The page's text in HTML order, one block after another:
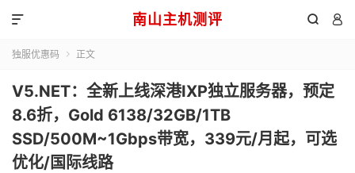
南山主机测评  

独服优惠码  正文
V5.NET：全新上线深港IXP独立服务器，预定
8.6折，Gold 6138/32GB/1TB
SSD/500M~1Gbps带宽，339元/月起，可选
优化/国际线路